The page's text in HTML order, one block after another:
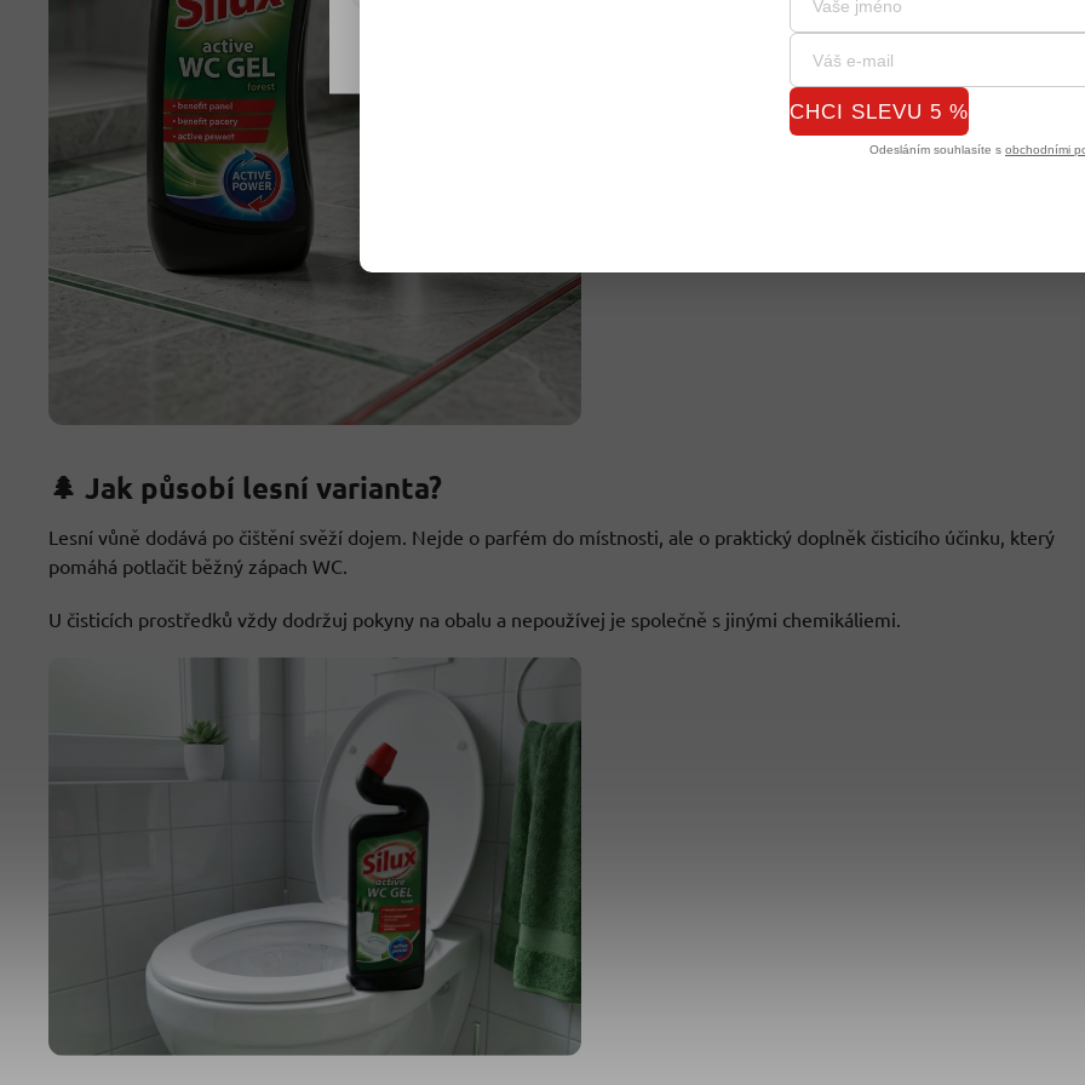
🌲 Jak působí lesní varianta?
Lesní vůně dodává po čištění svěží dojem. Nejde o parfém do místnosti, ale o praktický doplněk čisticího účinku, který
pomáhá potlačit běžný zápach WC.
U čisticích prostředků vždy dodržuj pokyny na obalu a nepoužívej je společně s jinými chemikáliemi.
CHCI SLEVU 5 %
Odesláním souhlasíte s obchodními